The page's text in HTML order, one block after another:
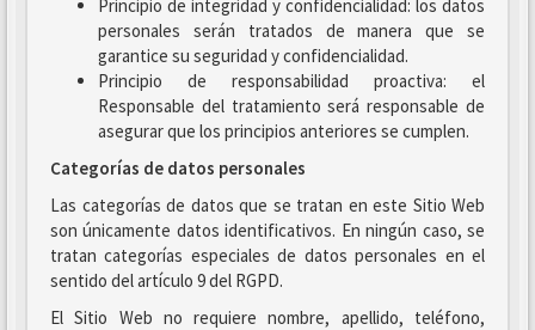
Principio de integridad y confidencialidad: los datos
personales serán tratados de manera que se
garantice su seguridad y confidencialidad.
Principio de responsabilidad proactiva: el
Responsable del tratamiento será responsable de
asegurar que los principios anteriores se cumplen.
Categorías de datos personales
Las categorías de datos que se tratan en este Sitio Web
son únicamente datos identificativos. En ningún caso, se
tratan categorías especiales de datos personales en el
sentido del artículo 9 del RGPD.
El Sitio Web no requiere nombre, apellido, teléfono,